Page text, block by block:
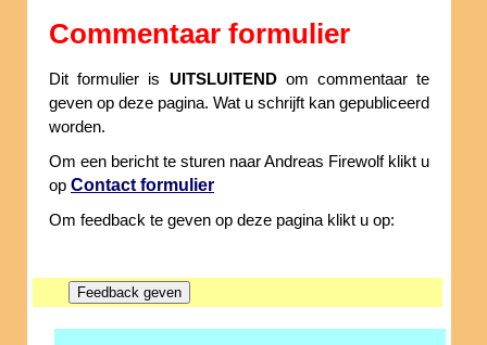
Commentaar formulier
Dit formulier is UITSLUITENDom commentaar te
geven op deze pagina. Wat u schrijft kan gepubliceerd
worden.
Om een bericht te sturen naar Andreas Firewolf klikt u
op Contact formulier
Om feedback te geven op deze pagina klikt u op: